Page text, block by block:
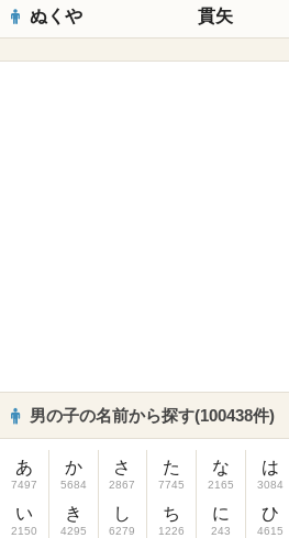
ぬくや 貫矢
男の子の名前から探す(100438件)
あ
7497
い
2150
か
5684
き
4295
さ
2867
し
6279
た
7745
ち
1226
な
2165
に
243
は
3084
ひ
4615